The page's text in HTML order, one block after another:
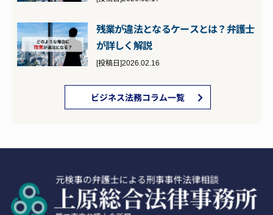
残業が違法となるケースとは？弁護士
が詳しく解説
[投稿日]2026.02.16
ビジネス法務コラム一覧